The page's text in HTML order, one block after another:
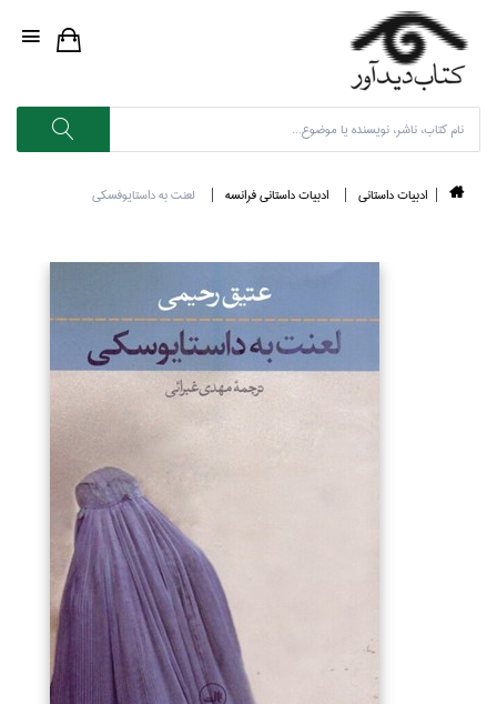
ادبيات داستاني ادبيات داستاني فرانسه لعنت به داستايوفسكي